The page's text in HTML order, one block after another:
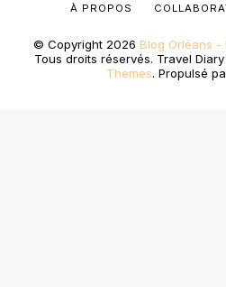
© Copyright 2026 Blog Orléans -
Tous droits réservés. Travel
Themes. Propulsé
À PROPOS